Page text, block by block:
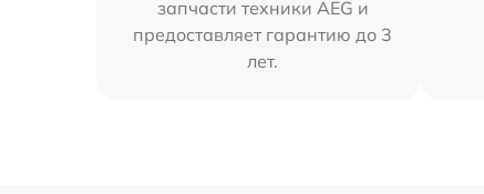
запчасти техники AEG и
предоставляет гарантию до 3
лет.